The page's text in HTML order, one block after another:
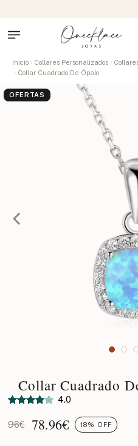
Inicio Collares Personalizados
Collar Cuadrado De Ópalo
OFERTAS
Collar Cuadrado
4.0
96€ 78.96€ 18% OFF